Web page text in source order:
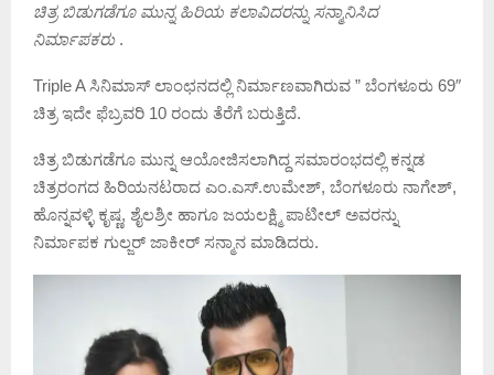
ಚಿತ್ರ ಬಿಡುಗಡೆಗೂ ಮುನ್ನ ಹಿರಿಯ ಕಲಾವಿದರನ್ನು ಸನ್ಮಾನಿಸಿದ
ನಿರ್ಮಾಪಕರು.
Triple A ಸಿನಿಮಾಸ್ ಲಾಂಛನದಲ್ಲಿ ನಿರ್ಮಾಣವಾಗಿರುವ ” ಬೆಂಗಳೂರು 69″
ಚಿತ್ರ ಇದೇ ಫೆಬ್ರವರಿ 10 ರಂದು ತೆರೆಗೆ ಬರುತ್ತಿದೆ.
ಚಿತ್ರ ಬಿಡುಗಡೆಗೂ ಮುನ್ನ ಆಯೋಜಿಸಲಾಗಿದ್ದ ಸಮಾರಂಭದಲ್ಲಿ ಕನ್ನಡ
ಚಿತ್ರರಂಗದ ಹಿರಿಯನಟರಾದ ಎಂ.ಎಸ್.ಉಮೇಶ್, ಬೆಂಗಳೂರು ನಾಗೇಶ್,
ಹೊನ್ನವಳ್ಳಿ ಕೃಷ್ಣ, ಶೈಲಶ್ರೀ ಹಾಗೂ ಜಯಲಕ್ಷ್ಮಿ ಪಾಟೀಲ್ ಅವರನ್ನು
ನಿರ್ಮಾಪಕ ಗುಲ್ಜರ್ ಜಾಕೀರ್ ಸನ್ಮಾನ ಮಾಡಿದರು.